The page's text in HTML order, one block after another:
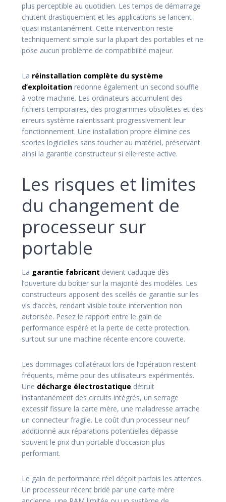
plus perceptible au quotidien. Les temps de démarrage
chutent drastiquement et les applications se lancent
quasi instantanément. Cette intervention reste
techniquement simple sur la plupart des portables et ne
pose aucun problème de compatibilité majeur.
La réinstallation complète du système
d’exploitation redonne également un second souffle
à votre machine. Les ordinateurs accumulent des
fichiers temporaires, des programmes obsolètes et des
erreurs système ralentissant progressivement leur
fonctionnement. Une installation propre élimine ces
scories logicielles sans toucher au matériel, préservant
ainsi la garantie constructeur si elle reste active.
Les risques et limites
du changement de
processeur sur
portable
La garantie fabricant devient caduque dès
l’ouverture du boîtier sur la majorité des modèles. Les
constructeurs apposent des scellés de garantie sur les
vis d’accès, rendant visible toute intervention non
autorisée. Pesez le rapport entre le gain de
performance espéré et la perte de cette protection,
surtout sur une machine récente encore couverte.
Les dommages collatéraux lors de l’opération restent
fréquents, même pour des utilisateurs expérimentés.
Une décharge électrostatique détruit
instantanément des circuits intégrés, un serrage
excessif fissure la carte mère, une maladresse arrache
un connecteur fragile. Le coût d’un processeur neuf
additionné aux réparations potentielles dépasse
souvent le prix d’un portable d’occasion plus
performant.
Le gain de performance réel déçoit parfois les attentes.
Un processeur récent bridé par une carte mère